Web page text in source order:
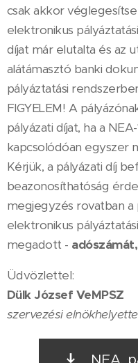
csak akkor véglegesítse
elektronikus
díjat már elutalta és az
alátámasztó banki
pályáztatási
FIGYELEM! A
pályázati díjat, ha a
kapcsolódóan egyszer
Kérjük, a pályázati díj
beazonosíthatóság
megjegyzés rovatban a
elektronikus
megadott -
Üdvözlettel:
Dülk József VeMPSZ
szervezési